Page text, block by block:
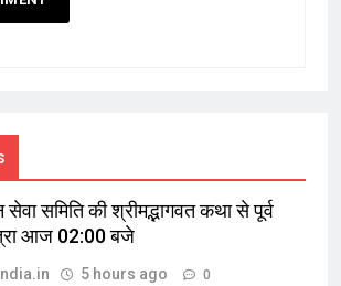
सेवा समिति की श्रीमद्भागवत कथा से पूर्व
आज 02:00 बजे
5 hours ago 0